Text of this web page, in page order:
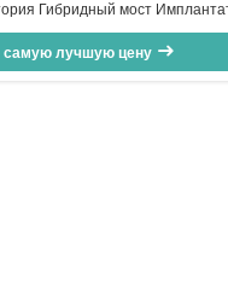
Гибридный мост
Метод установки для
приложений
самую лучшую цену